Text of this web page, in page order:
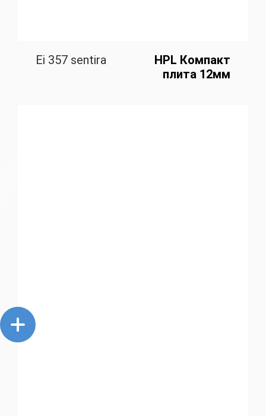
Ei 357 sentira
HPL Компакт
плита 12мм